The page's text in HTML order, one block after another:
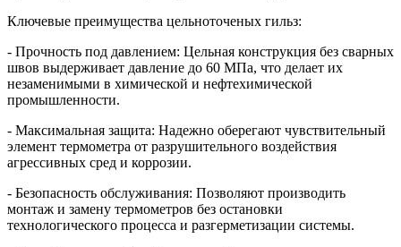
Ключевые преимущества цельноточеных гильз:
- Прочность под давлением: Цельная конструкция без сварных
швов выдерживает давление до 60 МПа, что делает их
незаменимыми в химической и нефтехимической
промышленности.
- Максимальная защита: Надежно оберегают чувствительный
элемент термометра от разрушительного воздействия
агрессивных сред и коррозии.
- Безопасность обслуживания: Позволяют производить
монтаж и замену термометров без остановки
технологического процесса и разгерметизации системы.